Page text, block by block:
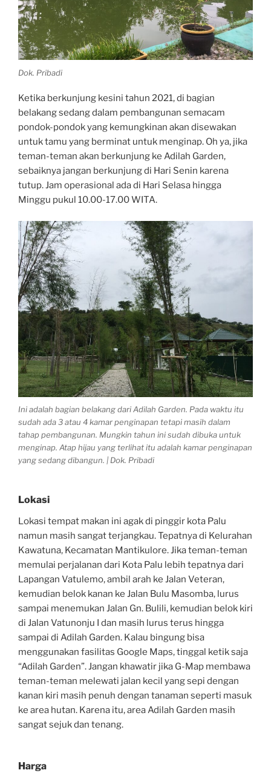
Dok. Pribadi
Ketika berkunjung kesini tahun 2021, di bagian
belakang sedang dalam pembangunan semacam
pondok-pondok yang kemungkinan akan disewakan
untuk tamu yang berminat untuk menginap. Oh ya, jika
teman-teman akan berkunjung ke Adilah Garden,
sebaiknya jangan berkunjung di Hari Senin karena
tutup. Jam operasional ada di Hari Selasa hingga
Minggu pukul 10.00-17.00 WITA.
Ini adalah bagian belakang dari Adilah Garden. Pada waktu itu
sudah ada 3 atau 4 kamar penginapan tetapi masih dalam
tahap pembangunan. Mungkin tahun ini sudah dibuka untuk
menginap. Atap hijau yang terlihat itu adalah kamar penginapan
yang sedang dibangun. | Dok. Pribadi
Lokasi
Lokasi tempat makan ini agak di pinggir kota Palu
namun masih sangat terjangkau. Tepatnya di Kelurahan
Kawatuna, Kecamatan Mantikulore. Jika teman-teman
memulai perjalanan dari Kota Palu lebih tepatnya dari
Lapangan Vatulemo, ambil arah ke Jalan Veteran,
kemudian belok kanan ke Jalan Bulu Masomba, lurus
sampai menemukan Jalan Gn. Bulili, kemudian belok kiri
di Jalan Vatunonju I dan masih lurus terus hingga
sampai di Adilah Garden. Kalau bingung bisa
menggunakan fasilitas Google Maps, tinggal ketik saja
“Adilah Garden”. Jangan khawatir jika G-Map membawa
teman-teman melewati jalan kecil yang sepi dengan
kanan kiri masih penuh dengan tanaman seperti masuk
ke area hutan. Karena itu, area Adilah Garden masih
sangat sejuk dan tenang.
Harga